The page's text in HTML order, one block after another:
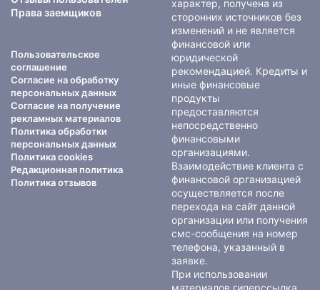
Права заемщиков
Пользовательское
соглашение
Согласие на обработку
персональных данных
Согласие на получение
рекламных материалов
Политика обработки
персональных данных
Политика cookies
Редакционная политика
Политика отзывов
характер, получена из
сторонних источников без
изменений и не является
финансовой или
юридической
рекомендацией. Кредиты и
иные финансовые
продукты
предоставляются
непосредственно
финансовыми
организациями.
Взаимодействие клиента с
финансовой организацией
осуществляется после
перехода на сайт данной
организации или получения
смс-сообщения на номер
телефона, указанный в
заявке.
При использовании